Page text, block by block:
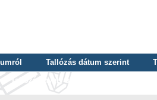
Tallózás dátum szerint
Tallózás nyelv szerint